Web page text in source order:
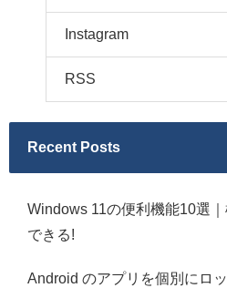
Instagram
RSS
Recent Posts
Windows 11の便利機能10選
できる!
Android のアプリを個別にロ